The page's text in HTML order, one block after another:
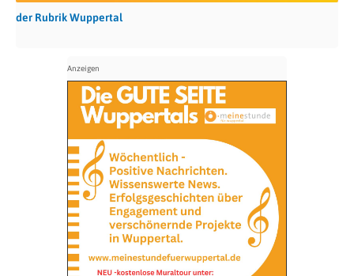
der Rubrik Wuppertal